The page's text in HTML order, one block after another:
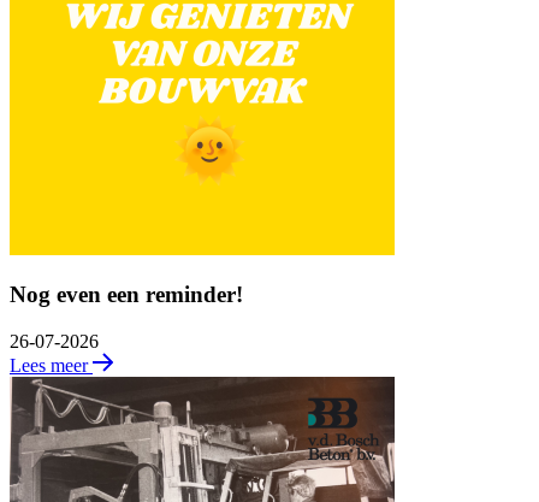
Nog even een reminder!
26-07-2026
Lees meer